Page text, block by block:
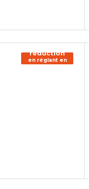
150€ de
réduction
en réglant en
chèque